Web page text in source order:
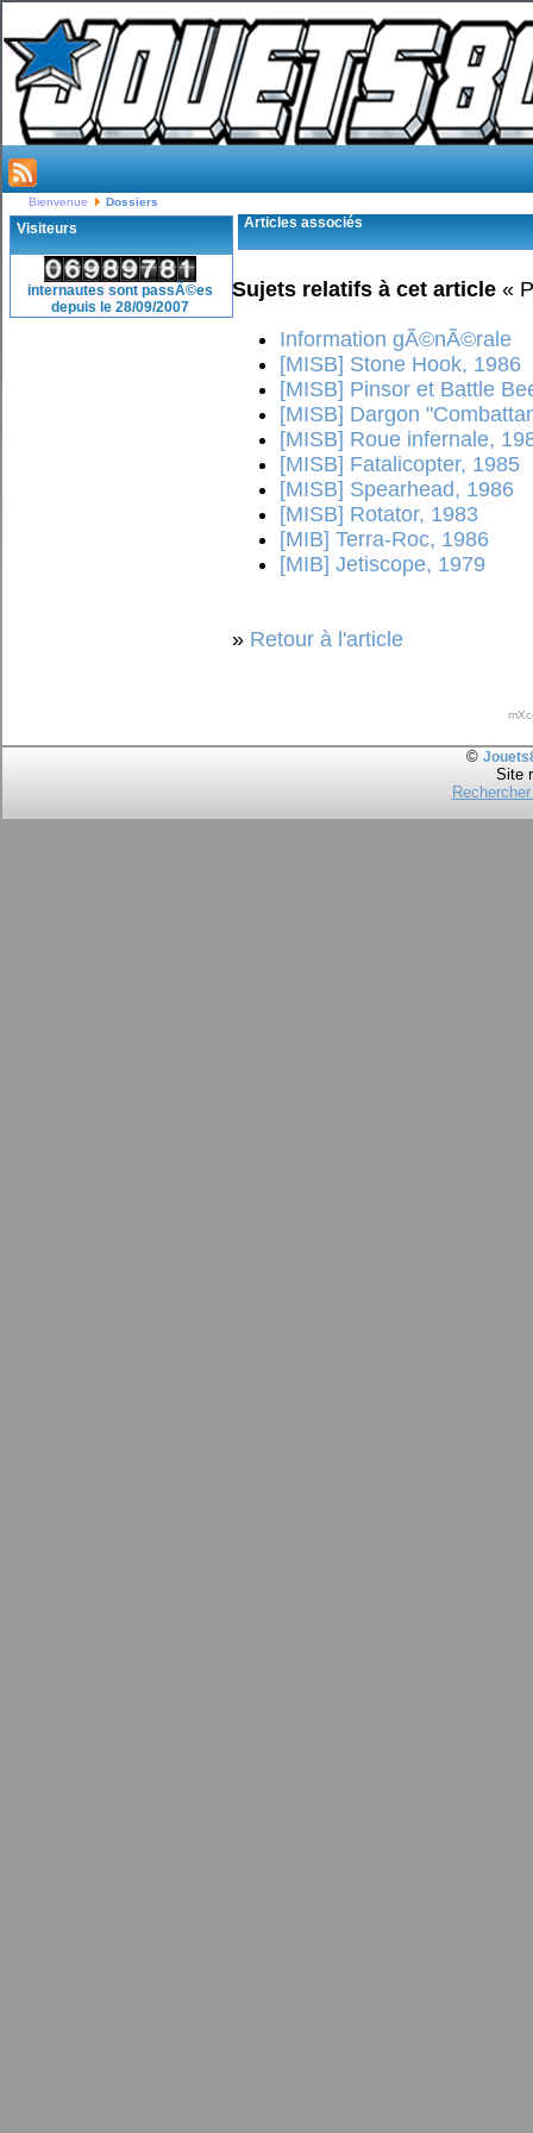
Bienvenue Dossiers
Visiteurs
internautes sont passÃ©es
depuis le 28/09/2007
Articles associés
Sujets relatifs à cet article «
Information gÃ©nÃ©rale
[MISB] Stone Hook, 1986
[MISB] Pinsor et Battle
[MISB] Dargon
[MISB] Roue infernale,
[MISB] Fatalicopter, 1985
[MISB] Spearhead, 1986
[MISB] Rotator, 1983
[MIB] Terra-Roc, 1986
[MIB] Jetiscope, 1979
» Retour à l'article
©
Site